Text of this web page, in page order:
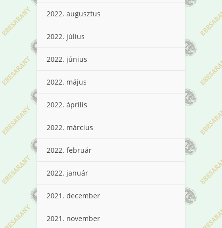
2022. augusztus
2022. július
2022. június
2022. május
2022. április
2022. március
2022. február
2022. január
2021. december
2021. november